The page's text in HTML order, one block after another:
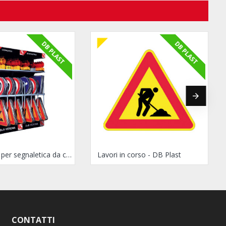
DB PLAST
Espositore per segnaletica da cantiere in DB Plast
DB PLAST
Lavori in corso - DB Plast
CONTATTI